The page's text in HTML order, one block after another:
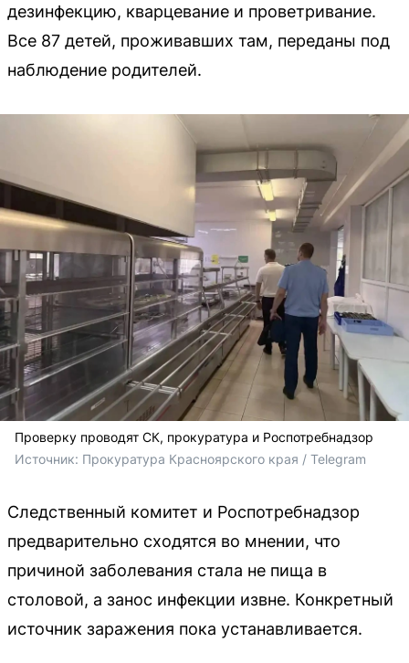
дезинфекцию, кварцевание и проветривание.
Все 87 детей, проживавших там, переданы под
наблюдение родителей.
Проверку проводят СК, прокуратура и Роспотребнадзор
Источник: Прокуратура Красноярского края / Telegram
Следственный комитет и Роспотребнадзор
предварительно сходятся во мнении, что
причиной заболевания стала не пища в
столовой, а занос инфекции извне. Конкретный
источник заражения пока устанавливается.